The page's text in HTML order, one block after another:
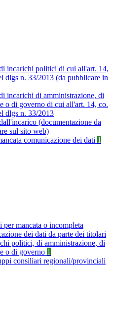
incarichi politici di cui all'art. 14,
dlgs n. 33/2013 (da pubblicare in
incarichi di amministrazione, di
o di governo di cui all'art. 14, co.
dlgs n. 33/2013
(documentazione da
sul sito web)
comunicazione dei dati 1
per mancata o incompleta
dei dati da parte dei titolari
politici, di amministrazione, di
o di governo 1
consiliari regionali/provinciali